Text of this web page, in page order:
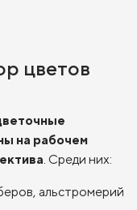
цветов
на рабочем
. Среди них:
альстромерий